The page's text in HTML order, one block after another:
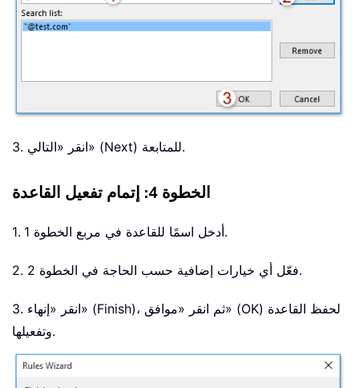
3. انقر «التالي» (Next) للمتابعة.
الخطوة 4: إتمام تفعيل القاعدة
1. أدخل اسمًا للقاعدة في مربع الخطوة 1.
2. فعّل أي خيارات إضافية حسب الحاجة في الخطوة 2.
3. انقر «إنهاء» (Finish)، ثم انقر «موافق» (OK) لحفظ القاعدة
وتفعيلها.